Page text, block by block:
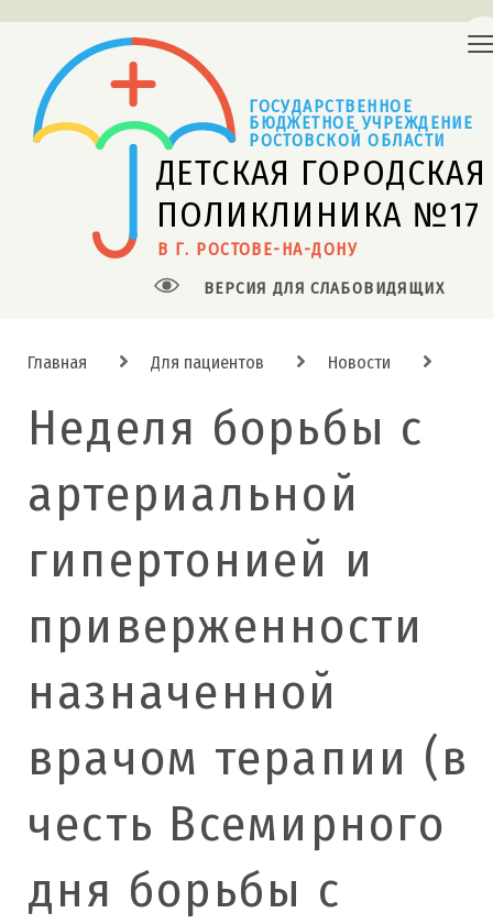
ДЕТСКАЯ
ПОЛИКЛИНИКА №17
ГОСУДАРСТВЕННОЕ
БЮДЖЕТНОЕ УЧРЕЖДЕНИЕ
РОСТОВСКОЙ ОБЛАСТИ
В Г. РОСТОВЕ-НА-ДОНУ
ВЕРСИЯ ДЛЯ СЛАБОВИДЯЩИХ
Главная Для пациентов Новости
Неделя борьбы с
артериальной
гипертонией и
приверженности
назначенной
врачом терапии (в
честь Всемирного
дня борьбы с